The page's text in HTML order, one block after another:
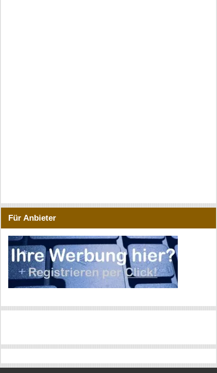
Für Anbieter